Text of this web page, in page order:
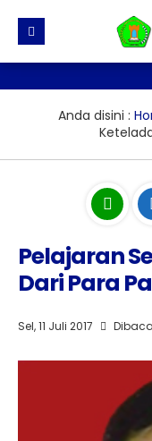
Direktori
Pengumuman
Editorial
Blog Guru
Galeri Photo
Galeri Video
Ekskul
Download
Materi + Tugas
Anda disini :
Pelajaran
Dari Para
Sel, 11 Juli 2017